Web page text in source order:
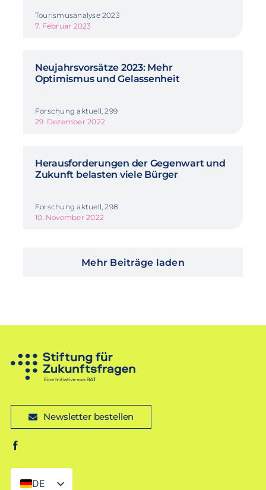
Tourismusanalyse 2023
7. Februar 2023
Neujahrsvorsätze 2023: Mehr
Optimismus und Gelassenheit
Forschung aktuell, 299
29. Dezember 2022
Herausforderungen der Gegenwart und
Zukunft belasten viele Bürger
Forschung aktuell, 298
10. November 2022
Mehr Beiträge laden
Newsletter bestellen
DE